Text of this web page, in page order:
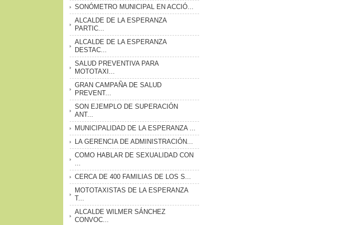
SONÓMETRO MUNICIPAL EN ACCIÓ...
ALCALDE DE LA ESPERANZA
PARTIC...
ALCALDE DE LA ESPERANZA
DESTAC...
SALUD PREVENTIVA PARA
MOTOTAXI...
GRAN CAMPAÑA DE SALUD
PREVENT...
SON EJEMPLO DE SUPERACIÓN
ANT...
MUNICIPALIDAD DE LA ESPERANZA ...
LA GERENCIA DE ADMINISTRACIÓN...
COMO HABLAR DE SEXUALIDAD CON
CERCA DE 400 FAMILIAS DE LOS S...
MOTOTAXISTAS DE LA ESPERANZA
T...
ALCALDE WILMER SÁNCHEZ
CONVOC...